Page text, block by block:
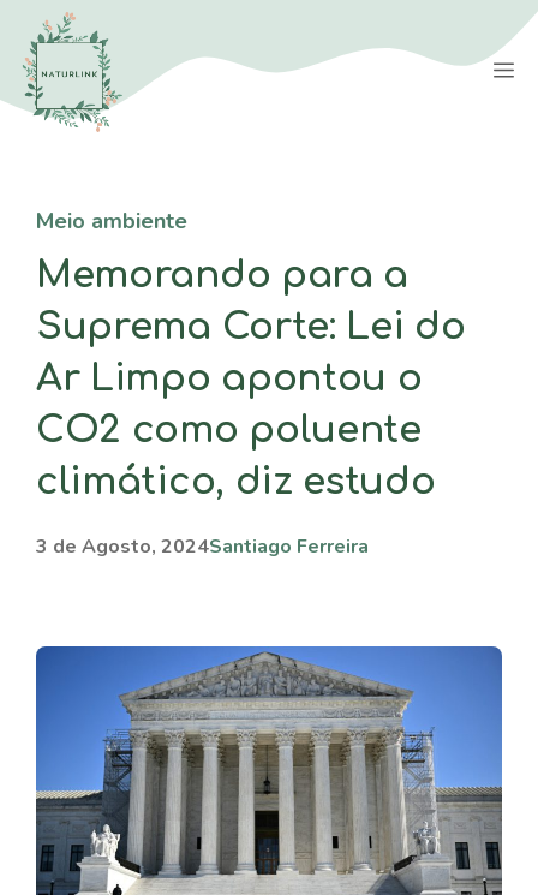
Saltar
para
conteúdo
Meio ambiente
Memorando para a
Suprema Corte: Lei do
Ar Limpo apontou o
CO2 como poluente
climático, diz estudo
3 de Agosto, 2024Santiago Ferreira